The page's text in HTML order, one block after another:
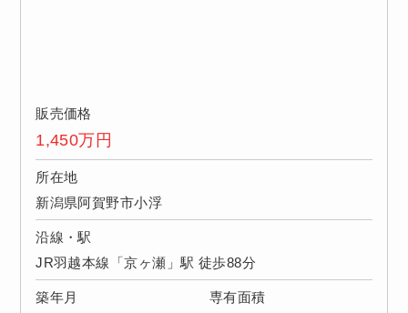
販売価格
1,450万円
所在地
新潟県阿賀野市小浮
沿線・駅
JR羽越本線「京ヶ瀬」駅 徒歩88分
築年月
専有面積